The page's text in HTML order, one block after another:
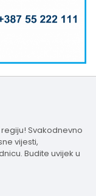
Svakodnevno
vijesti,
Budite uvijek u